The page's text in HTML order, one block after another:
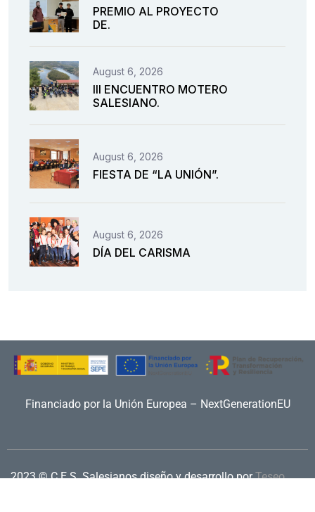
PREMIO AL PROYECTO
DE.
August 6, 2026
III ENCUENTRO MOTERO
SALESIANO.
August 6, 2026
FIESTA DE “LA UNIÓN”.
August 6, 2026
DÍA DEL CARISMA
Financiado por la Unión Europea – NextGenerationEU
2023 © C.E.S. Salesianosdiseño y desarrollo por Teseo